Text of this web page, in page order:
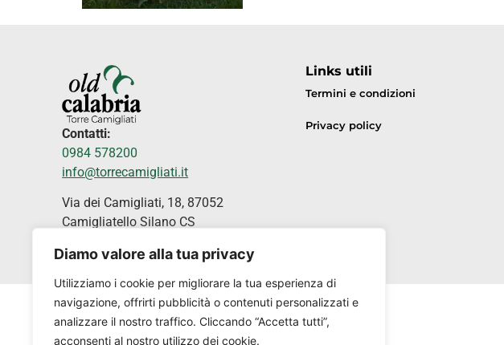
Diamo valore alla tua privacy
Utilizziamo i cookie per migliorare la tua esperienza di
navigazione, offrirti pubblicità o contenuti personalizzati e
analizzare il nostro traffico. Cliccando “Accetta tutti”,
acconsenti al nostro utilizzo dei cookie.
Contatti:
0984 578200
info@torrecamigliati.it
Via dei Camigliati, 18, 87052
Camigliatello Silano CS
Links utili
Termini e condizioni
Privacy policy